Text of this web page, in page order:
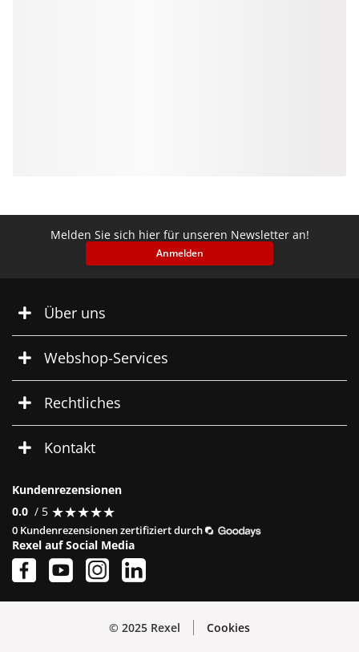
Melden Sie sich hier für unseren Newsletter an!
Anmelden
Über uns
Webshop-Services
Rechtliches
Kontakt
Kundenrezensionen
0.0 / 5 ★★★★★
★★★★★
0 Kundenrezensionen zertifiziert durch
Rexel auf Social Media
© 2025 Rexel Cookies